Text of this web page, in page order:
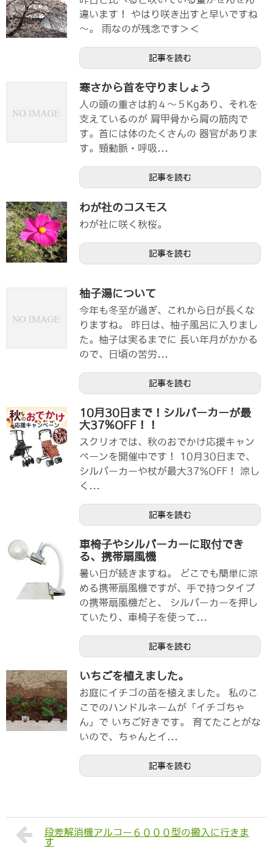
違います！ やはり咲き出すと早いですね
～。 雨なのが残念です＞＜
記事を読む
寒さから首を守りましょう
人の頭の重さは約４～５Kgあり、それを
支えているのが 肩甲骨から肩の筋肉で
す。首には体のたくさんの 器官がありま
す。頸動脈・呼吸...
記事を読む
わが社のコスモス
わが社に咲く秋桜。
記事を読む
柚子湯について
今年も冬至が過ぎ、これから日が長くな
りますね。 昨日は、柚子風呂に入りまし
た。柚子は実るまでに 長い年月がかかる
ので、日頃の苦労...
記事を読む
10月30日まで！シルバーカーが最
大37%OFF！！
スクリオでは、秋のおでかけ応援キャン
ペーンを開催中です！ 10月30日まで、
シルバーカーや杖が最大37%OFF！ 涼し
く...
記事を読む
車椅子やシルバーカーに取付でき
る、携帯扇風機
暑い日が続きますね。 どこでも簡単に涼
める携帯扇風機ですが、手で持つタイプ
の携帯扇風機だと、 シルバーカーを押し
ていたり、車椅子を使って...
記事を読む
いちごを植えました。
お庭にイチゴの苗を植えました。 私のこ
こでのハンドルネームが「イチゴちゃ
ん」で いちご好きです。 育てたことがな
いので、ちゃんとイ...
記事を読む
段差解消機アルコー６０００型の搬入に行きま
す